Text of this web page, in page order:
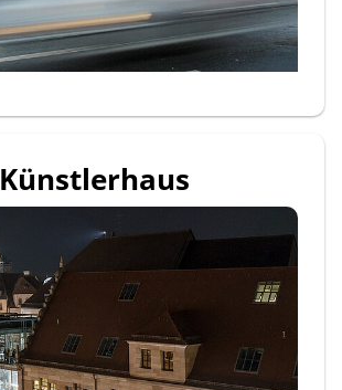
Künstlerhaus